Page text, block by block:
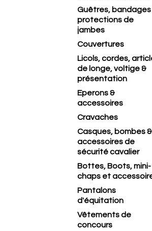
Guêtres,
protections de
jambes
Couvertures
Licols, cordes,
de longe, voltige &
présentation
Eperons &
accessoires
Cravaches
Casques, bombes &
accessoires de
sécurité cavalier
Bottes, Boots, mini-
chaps et
Pantalons
d'équitation
Vêtements de
concours